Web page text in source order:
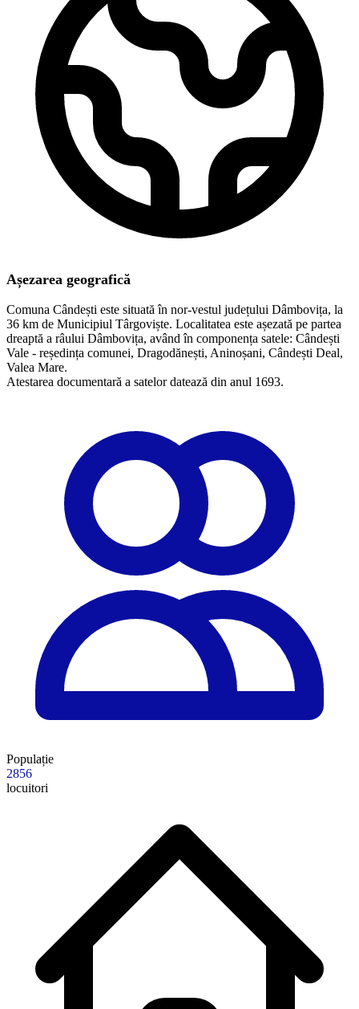
Așezarea geografică
Comuna Cândești este situată în nor-vestul județului Dâmbovița, la
36 km de Municipiul Târgoviște. Localitatea este așezată pe partea
dreaptă a râului Dâmbovița, având în componența satele: Cândești
Vale - reședința comunei, Dragodănești, Aninoșani, Cândești Deal,
Valea Mare.
Atestarea documentară a satelor datează din anul 1693.
Populație
2856
locuitori